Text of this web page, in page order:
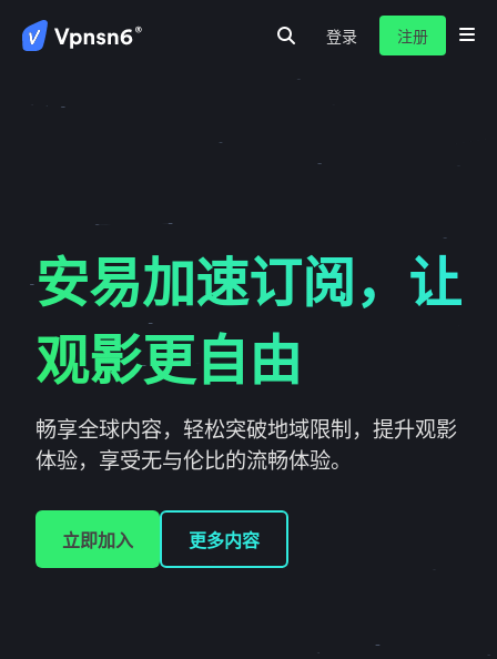
登录 注册
安易加速订阅，让
观影更自由
畅享全球内容，轻松突破地域限制，提升观影
体验，享受无与伦比的流畅体验。
立即加入 更多内容